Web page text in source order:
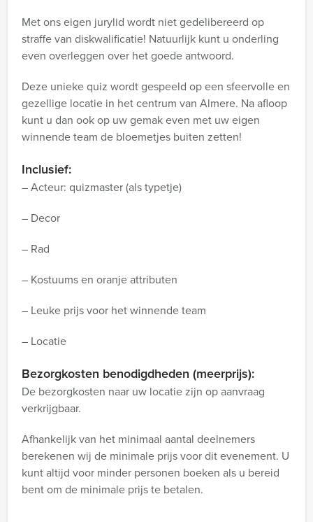
Met ons eigen jurylid wordt niet gedelibereerd op
straffe van diskwalificatie! Natuurlijk kunt u onderling
even overleggen over het goede antwoord.
Deze unieke quiz wordt gespeeld op een sfeervolle en
gezellige locatie in het centrum van Almere. Na afloop
kunt u dan ook op uw gemak even met uw eigen
winnende team de bloemetjes buiten zetten!
Inclusief:
– Acteur: quizmaster (als typetje)
– Decor
– Rad
– Kostuums en oranje attributen
– Leuke prijs voor het winnende team
– Locatie
Bezorgkosten benodigdheden (meerprijs):
De bezorgkosten naar uw locatie zijn op aanvraag
verkrijgbaar.
Afhankelijk van het minimaal aantal deelnemers
berekenen wij de minimale prijs voor dit evenement. U
kunt altijd voor minder personen boeken als u bereid
bent om de minimale prijs te betalen.